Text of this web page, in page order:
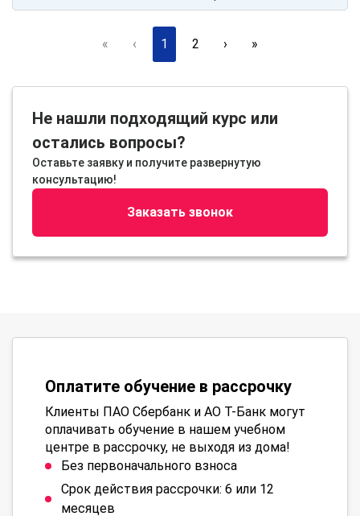
« ‹ 1 2 › »
Не нашли подходящий курс или
остались вопросы?
Оставьте заявку и получите развернутую
консультацию!
Заказать звонок
Оплатите обучение в рассрочку
Клиенты ПАО Сбербанк и АО Т-Банк могут
оплачивать обучение в нашем учебном
центре в рассрочку, не выходя из дома!
Без первоначального взноса
Срок действия рассрочки: 6 или 12
месяцев